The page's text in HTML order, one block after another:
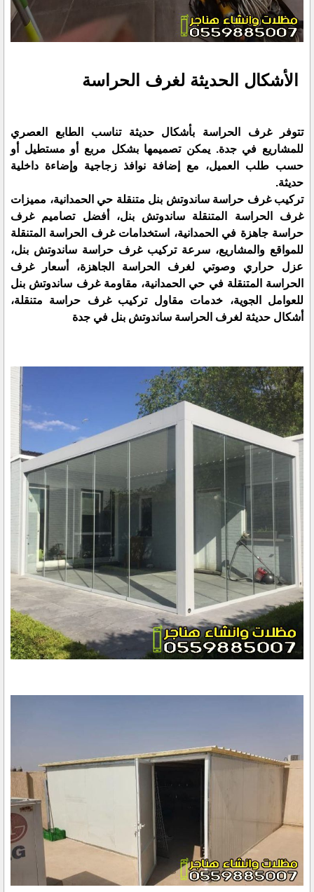
الأشكال الحديثة لغرف الحراسة
تتوفر غرف الحراسة بأشكال حديثة تناسب الطابع العصري
للمشاريع في جدة. يمكن تصميمها بشكل مربع أو مستطيل أو
حسب طلب العميل، مع إضافة نوافذ زجاجية وإضاءة داخلية
حديثة.
تركيب غرف حراسة ساندوتش بنل متنقلة حي الحمدانية، مميزات
غرف الحراسة المتنقلة ساندوتش بنل، أفضل تصاميم غرف
حراسة جاهزة في الحمدانية، استخدامات غرف الحراسة المتنقلة
للمواقع والمشاريع، سرعة تركيب غرف حراسة ساندوتش بنل،
عزل حراري وصوتي لغرف الحراسة الجاهزة، أسعار غرف
الحراسة المتنقلة في حي الحمدانية، مقاومة غرف ساندوتش بنل
للعوامل الجوية، خدمات مقاول تركيب غرف حراسة متنقلة،
أشكال حديثة لغرف الحراسة ساندوتش بنل في جدة